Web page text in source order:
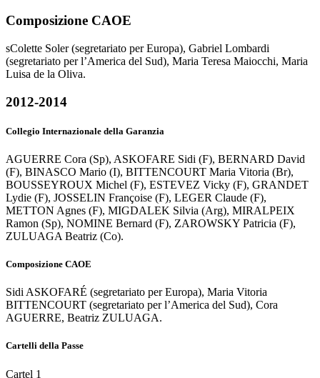
Composizione CAOE
sColette Soler (segretariato per Europa), Gabriel Lombardi
(segretariato per l’America del Sud), Maria Teresa Maiocchi, Maria
Luisa de la Oliva.
2012-2014
Collegio Internazionale della Garanzia
AGUERRE Cora (Sp), ASKOFARE Sidi (F), BERNARD David
(F), BINASCO Mario (I), BITTENCOURT Maria Vitoria (Br),
BOUSSEYROUX Michel (F), ESTEVEZ Vicky (F), GRANDET
Lydie (F), JOSSELIN Françoise (F), LEGER Claude (F),
METTON Agnes (F), MIGDALEK Silvia (Arg), MIRALPEIX
Ramon (Sp), NOMINE Bernard (F), ZAROWSKY Patricia (F),
ZULUAGA Beatriz (Co).
Composizione CAOE
Sidi ASKOFARÉ (segretariato per Europa), Maria Vitoria
BITTENCOURT (segretariato per l’America del Sud), Cora
AGUERRE, Beatriz ZULUAGA.
Cartelli della Passe
Cartel 1